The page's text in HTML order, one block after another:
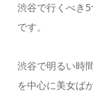
渋谷で行くべき
です。
渋谷で明るい時
を中心に美女ば